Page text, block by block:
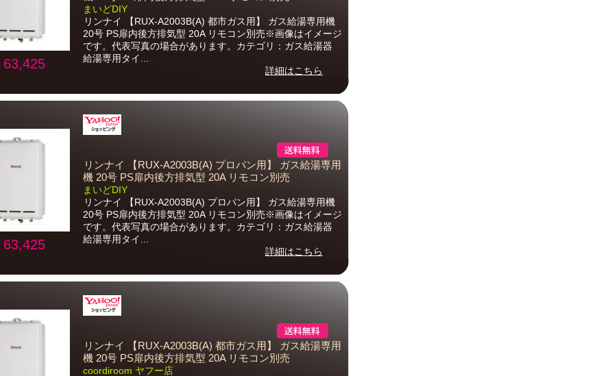
63,425
まいどDIY
リンナイ 【RUX-A2003B(A) 都市ガス用】 ガス給湯専用機
20号 PS扉内後方排気型 20A リモコン別売※画像はイメージ
です。代表写真の場合があります。カテゴリ：ガス給湯器
給湯専用タイ...
詳細はこちら
63,425
リンナイ 【RUX-A2003B(A) プロパン用】 ガス給湯専用
機 20号 PS扉内後方排気型 20A リモコン別売
まいどDIY
リンナイ 【RUX-A2003B(A) プロパン用】 ガス給湯専用機
20号 PS扉内後方排気型 20A リモコン別売※画像はイメージ
です。代表写真の場合があります。カテゴリ：ガス給湯器
給湯専用タイ...
詳細はこちら
リンナイ 【RUX-A2003B(A) 都市ガス用】 ガス給湯専用
機 20号 PS扉内後方排気型 20A リモコン別売
coordiroom ヤフー店